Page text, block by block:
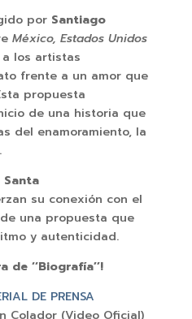
por Santiago
México, Estados Unidos
los artistas
frente a un amor que
propuesta
de una historia que
del enamoramiento, la
Santa
su conexión con el
una propuesta que
y autenticidad.
de ‘‘Biografía’’!
DE PRENSA